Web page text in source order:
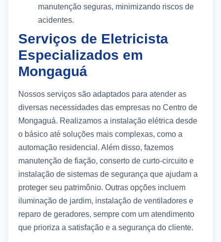
manutenção seguras, minimizando riscos de
acidentes.
Serviços de Eletricista
Especializados em
Mongaguá
Nossos serviços são adaptados para atender as
diversas necessidades das empresas no Centro de
Mongaguá. Realizamos a instalação elétrica desde
o básico até soluções mais complexas, como a
automação residencial. Além disso, fazemos
manutenção de fiação, conserto de curto-circuito e
instalação de sistemas de segurança que ajudam a
proteger seu patrimônio. Outras opções incluem
iluminação de jardim, instalação de ventiladores e
reparo de geradores, sempre com um atendimento
que prioriza a satisfação e a segurança do cliente.